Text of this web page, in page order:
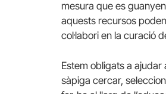
mesura que es
aquests recursos
col·labori en la curació
Estem obligats a
sàpiga cercar,